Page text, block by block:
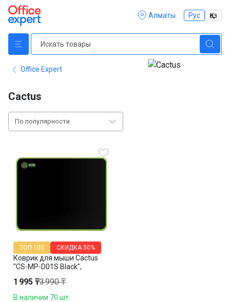
Алматы Рус Қаз
Office Expert
Cactus
По популярности
Коврик для мыши Cactus
"CS-MP-D01S Black",
250*200*3 мм, черный
ТОП 100 СКИДКА 50%
1 995 ₸3 990 ₸
В наличии 70 шт.